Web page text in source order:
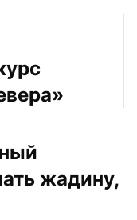
жадину,